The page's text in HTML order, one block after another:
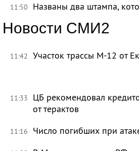
11:50 Названы два штампа,
Новости СМИ2
11:42 Участок трассы М-12 от
11:33
ЦБ рекомендовал
от терактов
11:16 Число погибших при